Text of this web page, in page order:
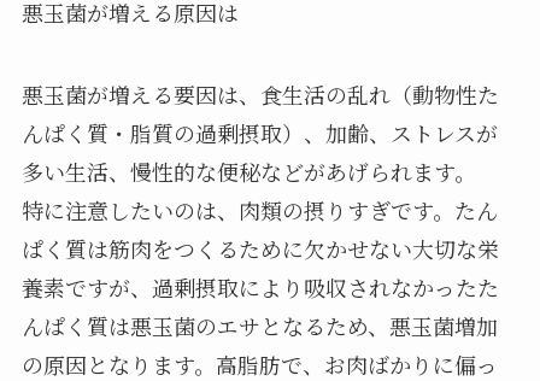
悪玉菌が増える原因は
悪玉菌が増える要因は、食生活の乱れ（動物性た
んぱく質・脂質の過剰摂取）、加齢、ストレスが
多い生活、慢性的な便秘などがあげられます。
特に注意したいのは、肉類の摂りすぎです。たん
ぱく質は筋肉をつくるために欠かせない大切な栄
養素ですが、過剰摂取により吸収されなかったた
んぱく質は悪玉菌のエサとなるため、悪玉菌増加
の原因となります。高脂肪で、お肉ばかりに偏っ